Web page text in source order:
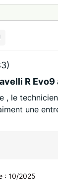
R Evo9
, le
une
:10/2025